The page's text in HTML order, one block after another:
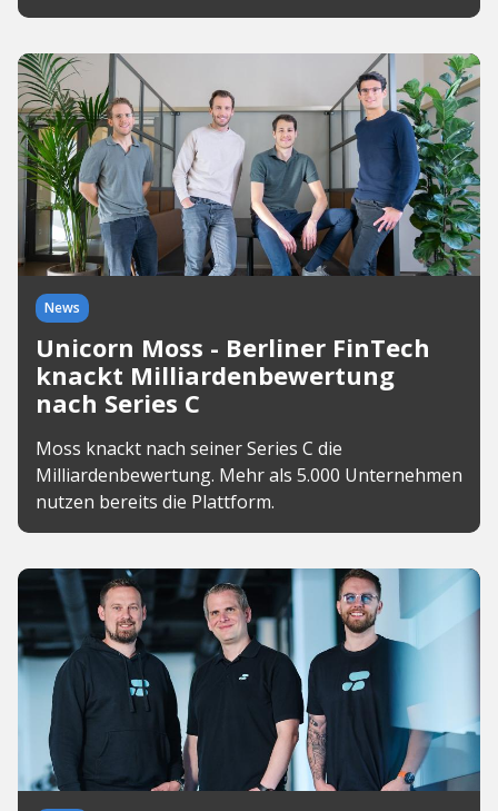
News
Unicorn Moss - Berliner FinTech
knackt Milliardenbewertung
nach Series C
Moss knackt nach seiner Series C die
Milliardenbewertung. Mehr als 5.000 Unternehmen
nutzen bereits die Plattform.